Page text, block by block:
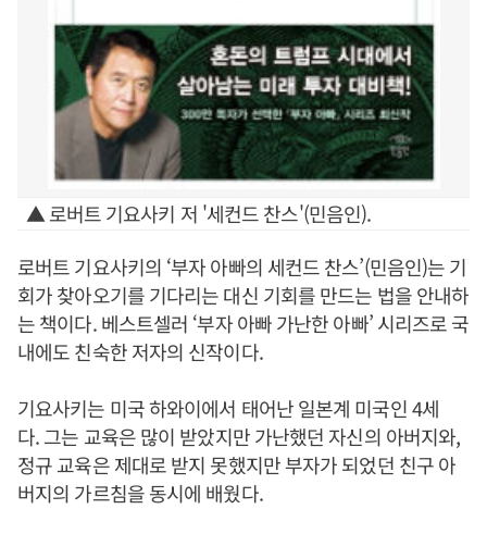
▲ 로버트 기요사키 저 '세컨드 찬스'(민음인).
로버트 기요사키의 ‘부자 아빠의 세컨드 찬스’(민음인)는 기
회가 찾아오기를 기다리는 대신 기회를 만드는 법을 안내하
는 책이다. 베스트셀러 ‘부자 아빠 가난한 아빠’ 시리즈로 국
내에도 친숙한 저자의 신작이다.
기요사키는 미국 하와이에서 태어난 일본계 미국인 4세
다. 그는 교육은 많이 받았지만 가난했던 자신의 아버지와,
정규 교육은 제대로 받지 못했지만 부자가 되었던 친구 아
버지의 가르침을 동시에 배웠다.